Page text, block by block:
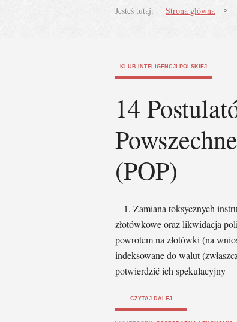
Jesteś tutaj: Strona główna
KLUB INTELIGENCJI POLSKIEJ
14
(POP)
1. Zamiana toksycznych
złotówkowe oraz likwidacja
powrotem na złotówki (na
indeksowane do walut
potwierdzić ich spekulacyjny
CZYTAJ DALEJ